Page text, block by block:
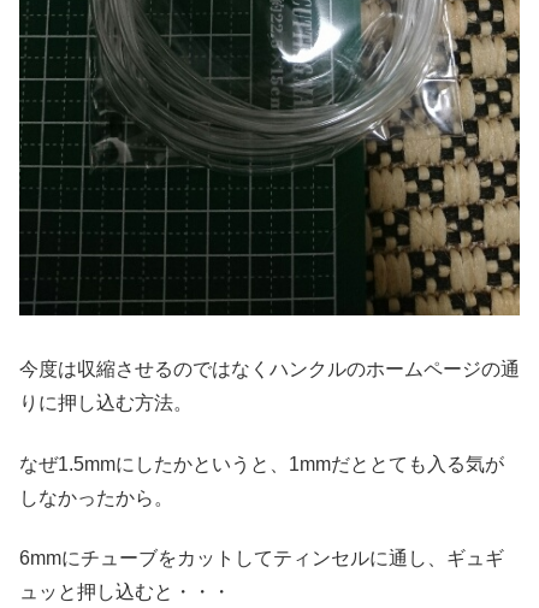
今度は収縮させるのではなくハンクルのホームページの通
りに押し込む方法。
なぜ1.5mmにしたかというと、1mmだととても入る気が
しなかったから。
6mmにチューブをカットしてティンセルに通し、ギュギ
ュッと押し込むと・・・